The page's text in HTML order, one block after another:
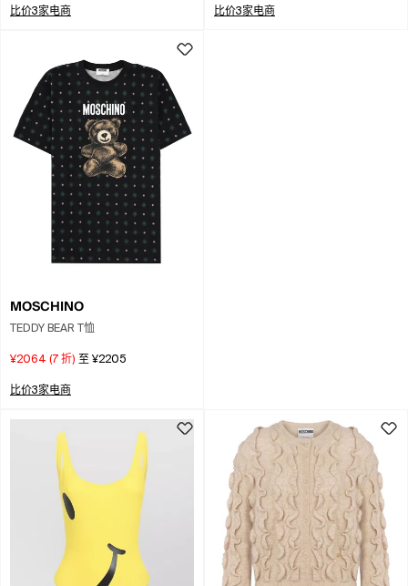
比价3家电商 比价3家电商
MOSCHINO
TEDDY BEAR T恤
¥2064 (7 折) 至 ¥2205
比价3家电商